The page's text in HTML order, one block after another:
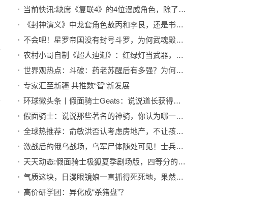
当前快讯:缺席《复联4》的4位漫威角色，除了幻视，还有仨
《封神演义》中龙套角色敖丙和李艮，还是书中封过两次神的角色_当前速读
不会吧！星罗帝国没有封号斗罗，为何武魂殿还如此忌惮它？-天天观速讯
农村小哥自制《超人迪迦》：红绿灯当武器，毫无特效但胜似CG！ 世界滚动
世界观热点：斗破：药老苏醒后有多强？为何会忌惮美杜莎，十全大补丸吓懵萧炎
专家汇至新疆 共推数“智”新发展
环球微头条丨假面骑士Geats：说说道长获得魔王形态的契机，可能是英寿直接给的
假面骑士：说说那些著名的神骑，你认为哪一个最厉害？_环球观察
全球热推荐：俞敏洪否认考虑房地产，不让孩子继承公司
激战后的俄乌战场，乌军尸体随处可见！士兵与平民的痛苦与呼唤 当前观点
天天动态:假面骑士极狐夏季剧场版，四等分的极狐内战，能够打败英寿的，只能是他自己
气质这块，日漫眼镜娘一直抓得死死地，果然眼镜即是本体
高价研学团：异化成“杀猪盘”？